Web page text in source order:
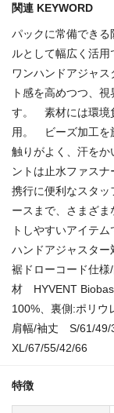
関連 KEYWORD
パックに常備できる
ルとして幅広く活
ワンハンドアジャ
ト感を高めつつ、
す。 素材には環境
用。 ビーズ加工を
触りがよく、汗を
ントは止水ファス
携行に便利なスタ
ースまで、さまざ
トしやすいアイテ
ハンドアジャスタ
裾ドローコード仕
材 HYVENT
100%、裏側:ポリ
肩幅/袖丈 S/61/
XL/67/55/42/66
特徴